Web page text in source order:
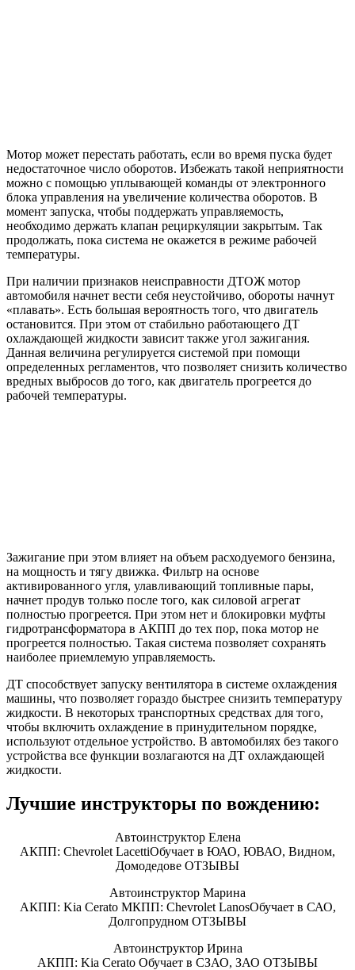
Мотор может перестать работать, если во время пуска будет
недостаточное число оборотов. Избежать такой неприятности
можно с помощью уплывающей команды от электронного
блока управления на увеличение количества оборотов. В
момент запуска, чтобы поддержать управляемость,
необходимо держать клапан рециркуляции закрытым. Так
продолжать, пока система не окажется в режиме рабочей
температуры.
При наличии признаков неисправности ДТОЖ мотор
автомобиля начнет вести себя неустойчиво, обороты начнут
«плавать». Есть большая вероятность того, что двигатель
остановится. При этом от стабильно работающего ДТ
охлаждающей жидкости зависит также угол зажигания.
Данная величина регулируется системой при помощи
определенных регламентов, что позволяет снизить количество
вредных выбросов до того, как двигатель прогреется до
рабочей температуры.
Зажигание при этом влияет на объем расходуемого бензина,
на мощность и тягу движка. Фильтр на основе
активированного угля, улавливающий топливные пары,
начнет продув только после того, как силовой агрегат
полностью прогреется. При этом нет и блокировки муфты
гидротрансформатора в АКПП до тех пор, пока мотор не
прогреется полностью. Такая система позволяет сохранять
наиболее приемлемую управляемость.
ДТ способствует запуску вентилятора в системе охлаждения
машины, что позволяет гораздо быстрее снизить температуру
жидкости. В некоторых транспортных средствах для того,
чтобы включить охлаждение в принудительном порядке,
используют отдельное устройство. В автомобилях без такого
устройства все функции возлагаются на ДТ охлаждающей
жидкости.
Лучшие инструкторы по вождению:
Автоинструктор Елена
АКПП: Chevrolet LacettiОбучает в ЮАО, ЮВАО, Видном,
Домодедове ОТЗЫВЫ
Автоинструктор Марина
АКПП: Kia Cerato МКПП: Chevrolet LanosОбучает в САО,
Долгопрудном ОТЗЫВЫ
Автоинструктор Ирина
АКПП: Kia Cerato Обучает в СЗАО, ЗАО ОТЗЫВЫ